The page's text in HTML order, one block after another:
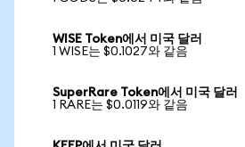
WISE Token에서 미국 달러
1 WISE는 $0.1027와 같음
SuperRare Token에서 미국 달러
1 RARE는 $0.0119와 같음